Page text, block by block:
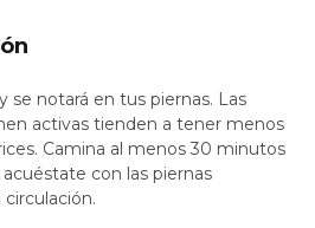
se notará en tus piernas. Las
activas tienden a tener menos
Camina al menos 30 minutos
con las piernas
circulación.